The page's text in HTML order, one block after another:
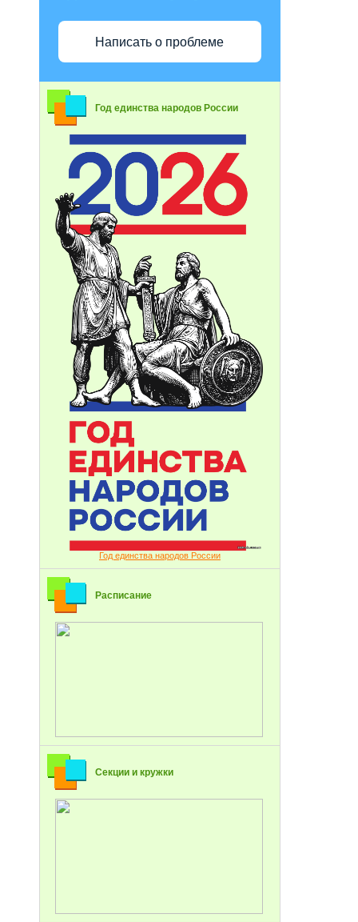
Написать о проблеме
Год единства народов России
Год единства народов России
Расписание
Секции и кружки